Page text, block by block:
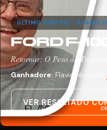
ÚLTIMO SORTEIO · 01 AGO
FORD F-100
Retornar: O Peso da Tradição
Ganhadore: Flavio Nicoletti
VER RESULTADO